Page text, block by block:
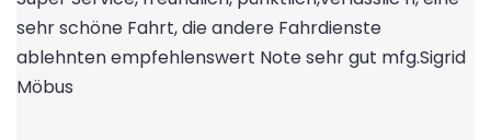
sehr schöne Fahrt, die andere Fahrdienste
ablehnten empfehlenswert Note sehr gut mfg.Sigrid
Möbus